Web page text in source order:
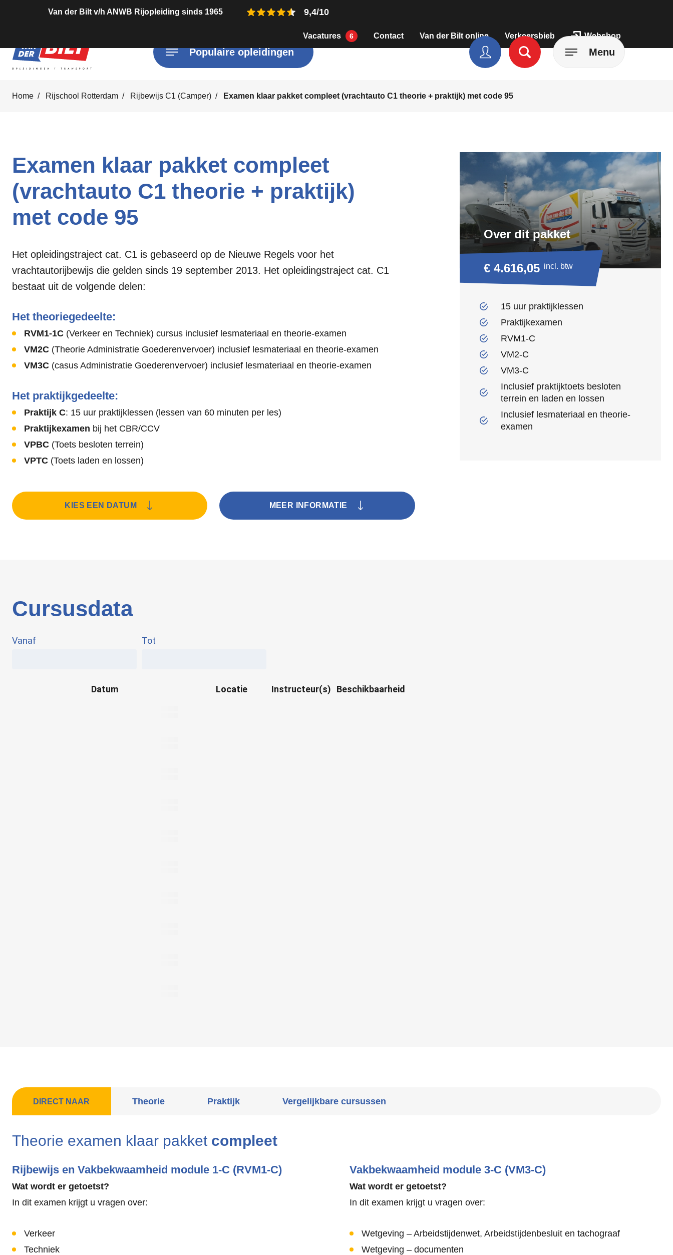
Menu
Van der Bilt v/h ANWB Rijopleiding sinds 1965 9,4/10
Vacatures 6 Contact Van der Bilt online Verkeersbieb Webshop
Populaire opleidingen
Home Rijschool Rotterdam Rijbewijs C1 (Camper) Examen klaar pakket compleet (vrachtauto C1 theorie + praktijk) met code 95
Examen klaar pakket compleet
(vrachtauto C1 theorie + praktijk)
met code 95
Het opleidingstraject cat. C1 is gebaseerd op de Nieuwe Regels voor het
vrachtautorijbewijs die gelden sinds 19 september 2013. Het opleidingstraject cat. C1
bestaat uit de volgende delen:
Het theoriegedeelte:
RVM1-1C (Verkeer en Techniek) cursus inclusief lesmateriaal en theorie-examen
VM2C (Theorie Administratie Goederenvervoer) inclusief lesmateriaal en theorie-examen
VM3C (casus Administratie Goederenvervoer) inclusief lesmateriaal en theorie-examen
Het praktijkgedeelte:
Praktijk C: 15 uur praktijklessen (lessen van 60 minuten per les)
Praktijkexamen bij het CBR/CCV
VPBC (Toets besloten terrein)
VPTC (Toets laden en lossen)
KIES EEN DATUM MEER INFORMATIE
Over dit pakket
€ 4.616,05 incl. btw
15 uur praktijklessen
Praktijkexamen
RVM1-C
VM2-C
VM3-C
Inclusief praktijktoets besloten
terrein en laden en lossen
Inclusief lesmateriaal en theorie-
examen
Cursusdata
Vanaf Tot
Datum Locatie Instructeur(s) Beschikbaarheid
DIRECT NAAR Theorie Praktijk Vergelijkbare cursussen
Theorie examen klaar pakket compleet
Rijbewijs en Vakbekwaamheid module 1-C (RVM1-C)
Wat wordt er getoetst?
In dit examen krijgt u vragen over:
Verkeer
Techniek
Vakbekwaamheid module 3-C (VM3-C)
Wat wordt er getoetst?
In dit examen krijgt u vragen over:
Wetgeving – Arbeidstijdenwet, Arbeidstijdenbesluit en tachograaf
Wetgeving – documenten